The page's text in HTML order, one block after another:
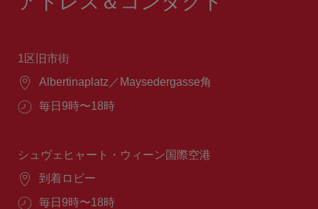
1区旧市街
場
Albertinaplatz／Maysedergasse角
営
間：
毎日9時〜18時
シュヴェヒャート・ウィーン国際空港
場
到着ロビー
営
毎日9時〜18時